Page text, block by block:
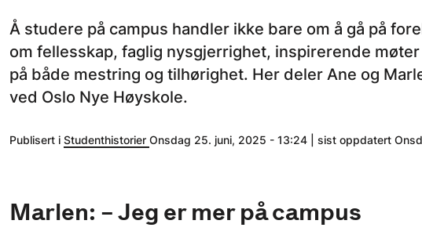
Å studere på campus handler ikke bare om å gå på
om fellesskap, faglig nysgjerrighet, inspirerende
på både mestring og tilhørighet. Her deler Ane og
ved Oslo Nye Høyskole.
Publisert i Studenthistorier Onsdag 25. juni, 2025 - 13:24 | sist oppdatert
Marlen: – Jeg er mer på campus